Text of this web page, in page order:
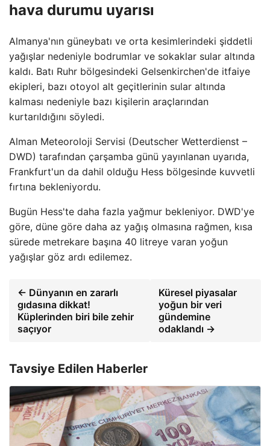
hava durumu uyarısı
Almanya'nın güneybatı ve orta kesimlerindeki şiddetli
yağışlar nedeniyle bodrumlar ve sokaklar sular altında
kaldı. Batı Ruhr bölgesindeki Gelsenkirchen'de itfaiye
ekipleri, bazı otoyol alt geçitlerinin sular altında
kalması nedeniyle bazı kişilerin araçlarından
kurtarıldığını söyledi.
Alman Meteoroloji Servisi (Deutscher Wetterdienst –
DWD) tarafından çarşamba günü yayınlanan uyarıda,
Frankfurt'un da dahil olduğu Hess bölgesinde kuvvetli
fırtına bekleniyordu.
Bugün Hess'te daha fazla yağmur bekleniyor. DWD'ye
göre, düne göre daha az yağış olmasına rağmen, kısa
sürede metrekare başına 40 litreye varan yoğun
yağışlar göz ardı edilemez.
← Dünyanın en zararlı
gıdasına dikkat!
Küplerinden biri bile zehir
saçıyor
Küresel piyasalar
yoğun bir veri
gündemine
odaklandı →
Tavsiye Edilen Haberler